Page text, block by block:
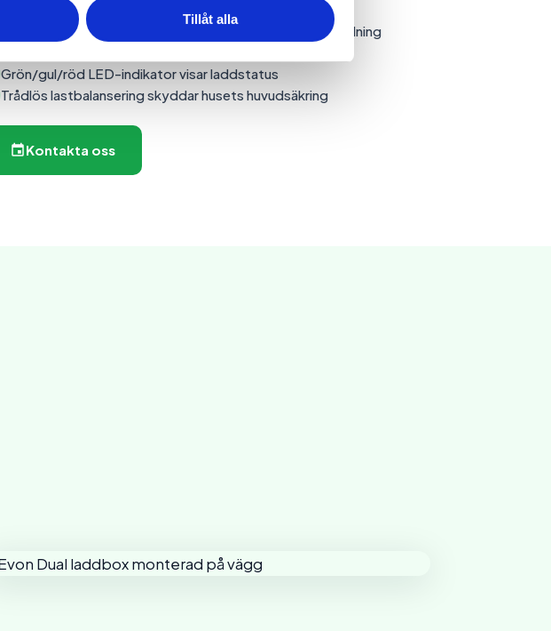
Tillåt alla
Följ energiförbrukning direkt i appen
Välj startläge: RFID-tagg (4 st ingår), app eller direktladdning
Grön/gul/röd LED-indikator visar laddstatus
Trådlös lastbalansering skyddar husets huvudsäkring
Kontakta oss